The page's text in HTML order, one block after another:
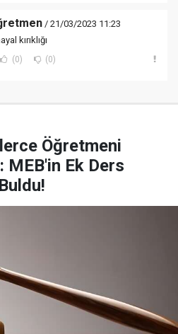
/ 21/03/2023 11:23
kırıklığı
(0) (0)
Öğretmeni
MEB'in Ek Ders